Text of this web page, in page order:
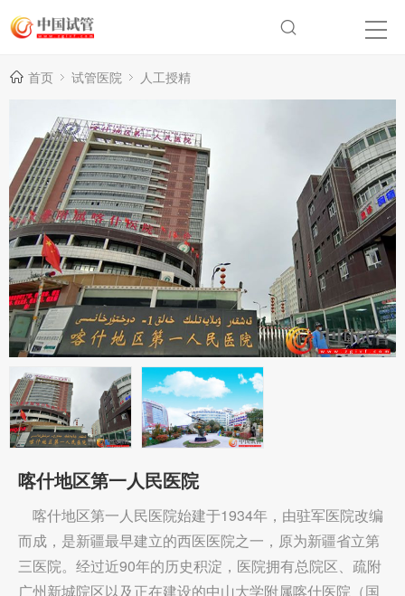
首页 试管医院 人工授精
喀什地区第一人民医院
喀什地区第一人民医院始建于1934年，由驻军医院改编
而成，是新疆最早建立的西医医院之一，原为新疆省立第
三医院。经过近90年的历史积淀，医院拥有总院区、疏附
广州新城院区以及正在建设的中山大学附属喀什医院（国